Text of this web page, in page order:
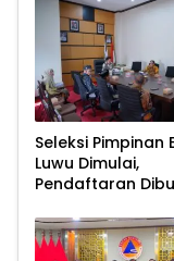
Seleksi Pimpinan
Luwu Dimulai,
Pendaftaran